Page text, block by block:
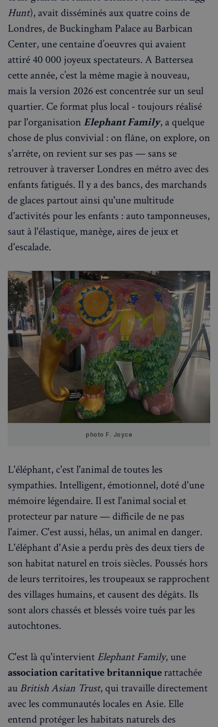
Hunt), avait disséminés aux quatre coins de
Londres, de Buckingham Palace au Barbican
Center, une centaine d’oeuvres qui avaient
attiré 40 000 joyeux spectateurs. A Battersea
cette année, c’est la même magie à nouveau,
mais la version 2026 est concentrée sur un seul
quartier. Ce format plus local - toujours réalisé
par l'organisation Elephant Family, a quelque
chose de plus convivial : on flâne, on explore, on
s'arrête, on revient sur ses pas — sans se
retrouver à traverser Londres en métro avec des
enfants fatigués. Il y a des bancs, des marchands
de glaces partout ainsi qu'une multitude
d'activités pour les enfants : auto tamponneuses,
saut à l'élastique, manège, aires de jeux et
d'escalade.
photo F. Joyce
L'éléphant, c'est l'animal de toutes les
sympathies. Intelligent, émotionnel, doté d'une
mémoire légendaire. Il est l'animal social et
protecteur par nature — difficile de ne pas
l'aimer. C'est aussi, hélas, un animal en danger.
L'éléphant d'Asie a perdu près des deux tiers de
son habitat naturel en trois siècles. Poussés hors
de leurs territoires, les troupeaux se rapprochent
des villages humains, et causent des dégâts. Ils
sont alors chassés et blessés voire tués par les
autochtones.
C'est là qu'intervient Elephant Family, une
association caritative britanniquerattachée
au British Asian Trust, qui travaille directement
avec les communautés locales en Asie. Elle
entend protéger les habitats naturels des